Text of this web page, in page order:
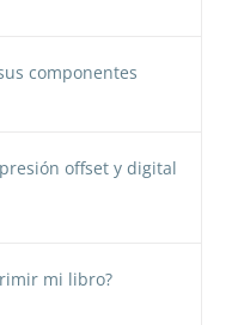
componentes
offset y digital
mi libro?